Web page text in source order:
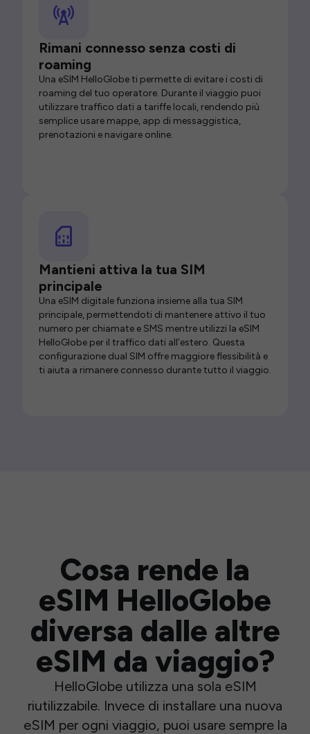
Rimani connesso senza costi di
roaming
Una eSIM HelloGlobe ti permette di evitare i costi di
roaming del tuo operatore. Durante il viaggio puoi
utilizzare traffico dati a tariffe locali, rendendo più
semplice usare mappe, app di messaggistica,
prenotazioni e navigare online.
Mantieni attiva la tua SIM
principale
Una eSIM digitale funziona insieme alla tua SIM
principale, permettendoti di mantenere attivo il tuo
numero per chiamate e SMS mentre utilizzi la eSIM
HelloGlobe per il traffico dati all’estero. Questa
configurazione dual SIM offre maggiore flessibilità e
ti aiuta a rimanere connesso durante tutto il viaggio.
Cosa rende la
eSIM HelloGlobe
diversa dalle altre
eSIM da viaggio?
HelloGlobe utilizza una sola eSIM
riutilizzabile. Invece di installare una nuova
eSIM per ogni viaggio, puoi usare sempre la